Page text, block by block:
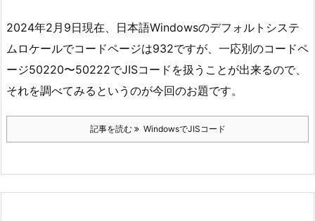
2024年2月9日現在、日本語Windowsのデフォルトシステ
ムロケールでコードページは932ですが、一応別のコードペ
ージ50220〜50222でJISコードを扱うことが出来るので、
それを調べてみるというのが今回のお題です。
記事を読む WindowsでJISコード